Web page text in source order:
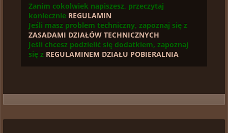
Zanim cokolwiek napiszesz, przeczytaj
koniecznie REGULAMIN
Jeśli masz problem techniczny, zapoznaj się z
ZASADAMI DZIAŁÓW TECHNICZNYCH
Jeśli chcesz podzielić się dodatkiem, zapoznaj
się z REGULAMINEM DZIAŁU POBIERALNIA